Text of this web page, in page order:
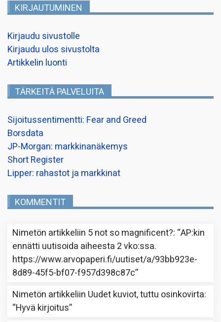
KIRJAUTUMINEN
Kirjaudu sivustolle
Kirjaudu ulos sivustolta
Artikkelin luonti
TÄRKEITÄ PALVELUITA
Sijoitussentimentti: Fear and Greed
Borsdata
JP-Morgan: markkinanäkemys
Short Register
Lipper: rahastot ja markkinat
KOMMENTIT
Nimetön artikkeliin 5 not so magnificent?: “AP:kin
ennätti uutisoida aiheesta 2 vko:ssa.
https://www.arvopaperi.fi/uutiset/a/93bb923e-
8d89-45f5-bf07-f957d398c87c”
Nimetön artikkeliin Uudet kuviot, tuttu osinkovirta:
“Hyvä kirjoitus”